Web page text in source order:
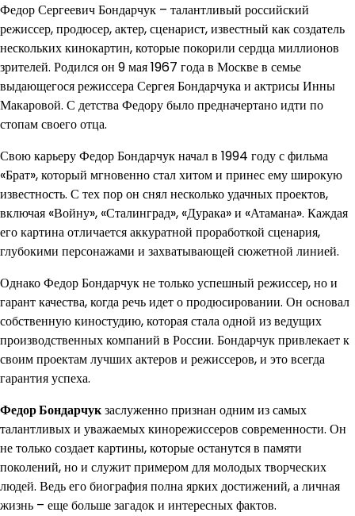
Федор Сергеевич Бондарчук – талантливый российский
режиссер, продюсер, актер, сценарист, известный как создатель
нескольких кинокартин, которые покорили сердца миллионов
зрителей. Родился он 9 мая 1967 года в Москве в семье
выдающегося режиссера Сергея Бондарчука и актрисы Инны
Макаровой. С детства Федору было предначертано идти по
стопам своего отца.
Свою карьеру Федор Бондарчук начал в 1994 году с фильма
«Брат», который мгновенно стал хитом и принес ему широкую
известность. С тех пор он снял несколько удачных проектов,
включая «Войну», «Сталинград», «Дурака» и «Атамана». Каждая
его картина отличается аккуратной проработкой сценария,
глубокими персонажами и захватывающей сюжетной линией.
Однако Федор Бондарчук не только успешный режиссер, но и
гарант качества, когда речь идет о продюсировании. Он основал
собственную киностудию, которая стала одной из ведущих
производственных компаний в России. Бондарчук привлекает к
своим проектам лучших актеров и режиссеров, и это всегда
гарантия успеха.
Федор Бондарчукзаслуженно признан одним из самых
талантливых и уважаемых кинорежиссеров современности. Он
не только создает картины, которые останутся в памяти
поколений, но и служит примером для молодых творческих
людей. Ведь его биография полна ярких достижений, а личная
жизнь – еще больше загадок и интересных фактов.